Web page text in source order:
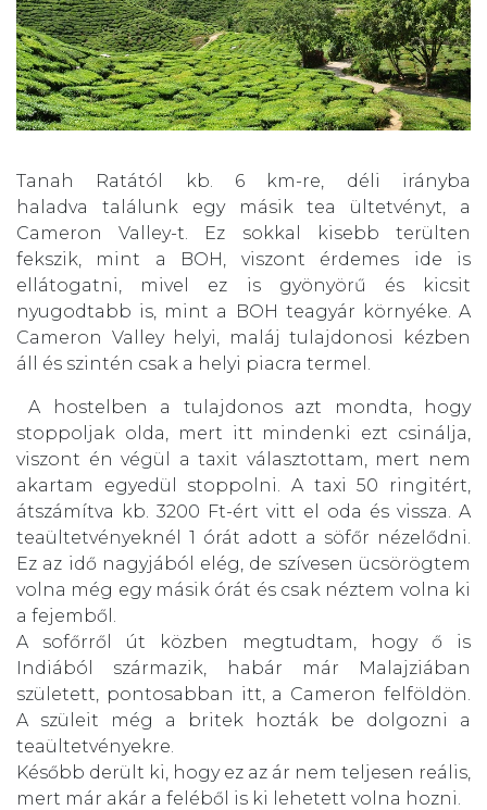
Tanah Ratától kb. 6 km-re, déli irányba
haladva találunk egy másik tea ültetvényt, a
Cameron Valley-t. Ez sokkal kisebb terülten
fekszik, mint a BOH, viszont érdemes ide is
ellátogatni, mivel ez is gyönyörű és kicsit
nyugodtabb is, mint a BOH teagyár környéke. A
Cameron Valley helyi, maláj tulajdonosi kézben
áll és szintén csak a helyi piacra termel.
A hostelben a tulajdonos azt mondta, hogy
stoppoljak olda, mert itt mindenki ezt csinálja,
viszont én végül a taxit választottam, mert nem
akartam egyedül stoppolni. A taxi 50 ringitért,
átszámítva kb. 3200 Ft-ért vitt el oda és vissza. A
teaültetvényeknél 1 órát adott a söfőr nézelődni.
Ez az idő nagyjából elég, de szívesen ücsörögtem
volna még egy másik órát és csak néztem volna ki
a fejemből.
A sofőrről út közben megtudtam, hogy ő is
Indiából származik, habár már Malajziában
született, pontosabban itt, a Cameron felföldön.
A szüleit még a britek hozták be dolgozni a
teaültetvényekre.
Később derült ki, hogy ez az ár nem teljesen reális,
mert már akár a feléből is ki lehetett volna hozni.